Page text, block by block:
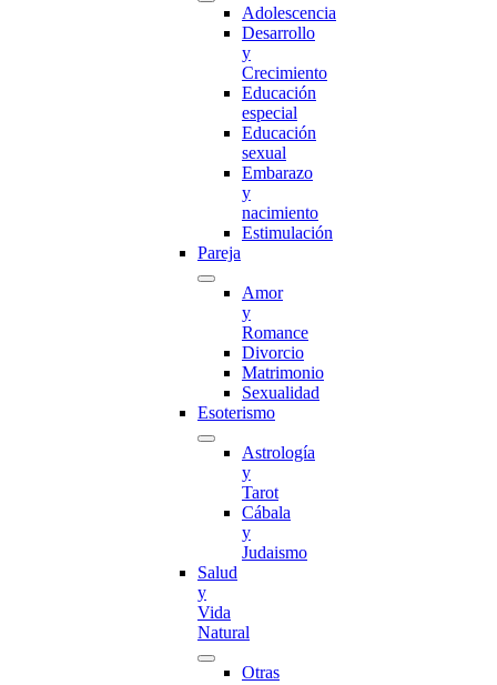
Adolescencia
Desarrollo
y
Crecimiento
Educación
especial
Educación
sexual
Embarazo
y
nacimiento
Estimulación
Pareja
Amor
y
Romance
Divorcio
Matrimonio
Sexualidad
Esoterismo
Astrología
y
Tarot
Cábala
y
Judaismo
Salud
y
Vida
Natural
Otras